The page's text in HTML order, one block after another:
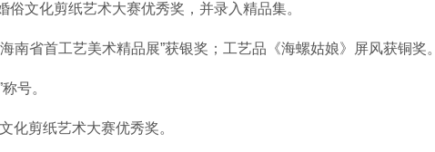
文化剪纸艺术大赛优秀奖，并录入精品集。
南省首工艺美术精品展”获银奖；工艺品《海螺姑娘》屏风获铜奖。
号。
化剪纸艺术大赛优秀奖。